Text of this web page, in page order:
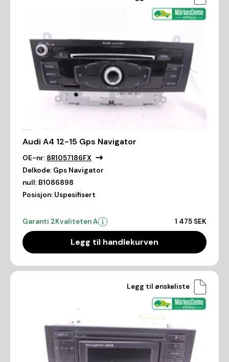
Audi A4 12-15 Gps Navigator
OE-nr: 8R1057186FX
Delkode: Gps Navigator
null: B1086898
Posisjon: Uspesifisert
Garanti 2Kvaliteten A 1 475 SEK
Legg til handlekurven
Legg til ønskeliste